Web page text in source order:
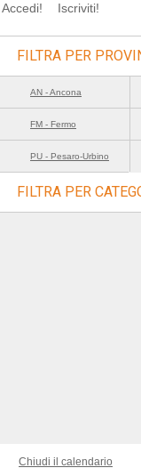
Accedi! Iscriviti!
FILTRA PER
AN - Ancona
FM - Fermo
PU - Pesaro-Urbino
FILTRA PER
Chiudi il calendario